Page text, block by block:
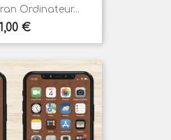
Ordinateur...
Prix
1,00 €